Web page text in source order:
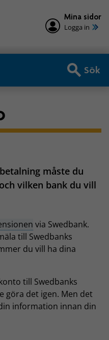
Mina sidor
Logga in
Sök
måste du
vilken bank du vill
via Swedbank.
till Swedbanks
du vill ha dina
till Swedbanks
göra det igen. Men det
information innan din